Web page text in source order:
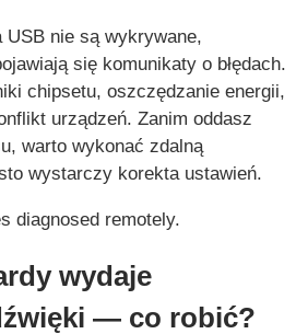
USB nie są wykrywane,
się komunikaty o błędach.
chipsetu, oszczędzanie energii,
urządzeń. Zanim oddasz
warto wykonać zdalną
wystarczy korekta ustawień.
diagnosed remotely.
wydaje
— co robić?